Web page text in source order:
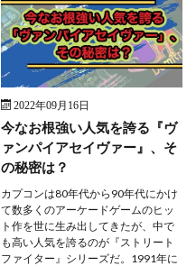
2022年09月16日
今なお根強い人気を誇る『ヴ
ァンパイアセイヴァー』、そ
の秘密は？
カプコンは80年代から90年代にかけ
て数多くのアーケードゲームのヒッ
ト作を世に生み出してきたが、中で
も高い人気を誇るのが『ストリート
ファイター』シリーズだ。1991年に